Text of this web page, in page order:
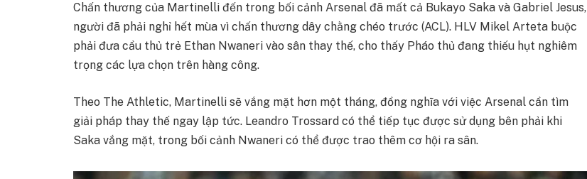
Chấn thương của Martinelli đến trong bối cảnh Arsenal đã mất cả Bukayo Saka và Gabriel Jesus,
người đã phải nghỉ hết mùa vì chấn thương dây chằng chéo trước (ACL). HLV Mikel Arteta buộc
phải đưa cầu thủ trẻ Ethan Nwaneri vào sân thay thế, cho thấy Pháo thủ đang thiếu hụt nghiêm
trọng các lựa chọn trên hàng công.
Theo The Athletic, Martinelli sẽ vắng mặt hơn một tháng, đồng nghĩa với việc Arsenal cần tìm
giải pháp thay thế ngay lập tức. Leandro Trossard có thể tiếp tục được sử dụng bên phải khi
Saka vắng mặt, trong bối cảnh Nwaneri có thể được trao thêm cơ hội ra sân.